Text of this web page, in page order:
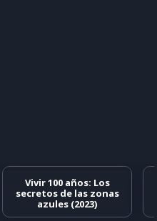
Vivir 100 años: Los
secretos de las zonas
azules (2023)